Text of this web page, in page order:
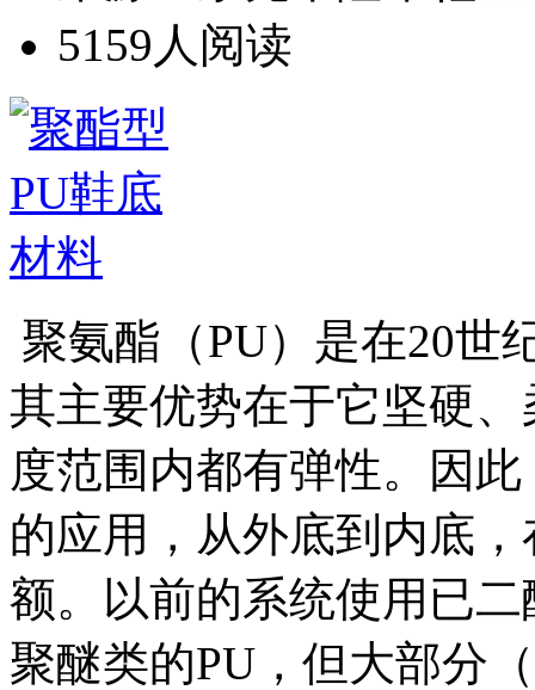
5159人阅读
聚氨酯（PU）是在20世
其主要优势在于它坚硬
度范围内都有弹性。因
的应用，从外底到内底
额。以前的系统使用已
聚醚类的PU，但大部分